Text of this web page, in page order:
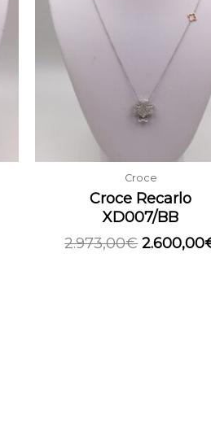
Croce
Croce Recarlo
XD007/BB
2.973,00€
2.973,00€.
2.600,00